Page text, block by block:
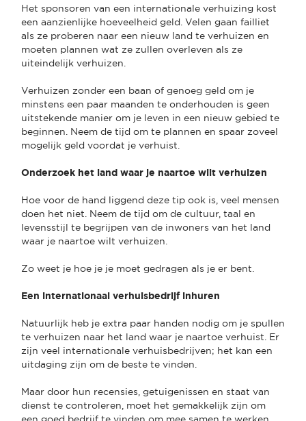
Het sponsoren van een internationale verhuizing kost
een aanzienlijke hoeveelheid geld. Velen gaan failliet
als ze proberen naar een nieuw land te verhuizen en
moeten plannen wat ze zullen overleven als ze
uiteindelijk verhuizen.
Verhuizen zonder een baan of genoeg geld om je
minstens een paar maanden te onderhouden is geen
uitstekende manier om je leven in een nieuw gebied te
beginnen. Neem de tijd om te plannen en spaar zoveel
mogelijk geld voordat je verhuist.
Onderzoek het land waar je naartoe wilt verhuizen
Hoe voor de hand liggend deze tip ook is, veel mensen
doen het niet. Neem de tijd om de cultuur, taal en
levensstijl te begrijpen van de inwoners van het land
waar je naartoe wilt verhuizen.
Zo weet je hoe je je moet gedragen als je er bent.
Een internationaal verhuisbedrijf inhuren
Natuurlijk heb je extra paar handen nodig om je spullen
te verhuizen naar het land waar je naartoe verhuist. Er
zijn veel internationale verhuisbedrijven; het kan een
uitdaging zijn om de beste te vinden.
Maar door hun recensies, getuigenissen en staat van
dienst te controleren, moet het gemakkelijk zijn om